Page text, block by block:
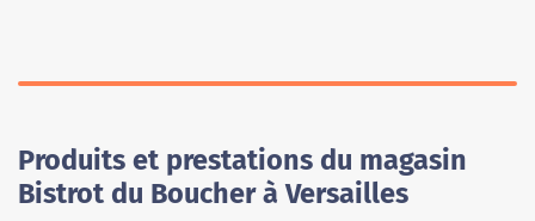
Produits et prestations du magasin
Bistrot du Boucher à Versailles